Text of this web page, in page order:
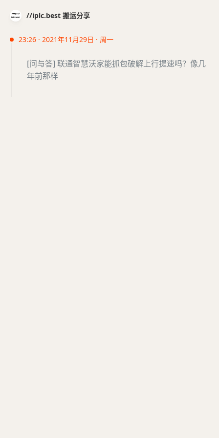
//iplc.best 搬运分享
23:26 · 2021年11月29日 · 周一
[问与答] 联通智慧沃家能抓包破解上行提速吗？像几
年前那样